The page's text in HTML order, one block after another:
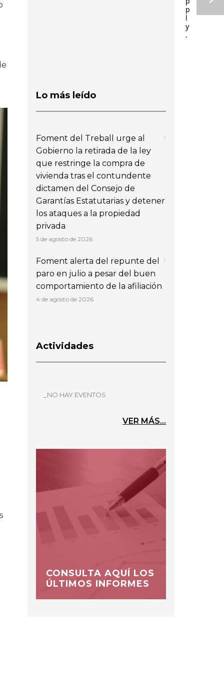
p
l
y
.
Lo más leído
Foment del Treball urge al
Gobierno la retirada de la ley
que restringe la compra de
vivienda tras el contundente
dictamen del Consejo de
Garantías Estatutarias y detener
los ataques a la propiedad
privada
5 de agosto de 2026
Foment alerta del repunte del
paro en julio a pesar del buen
comportamiento de la afiliación
4 de agosto de 2026
Actividades
_NO HAY EVENTOS
VER MÁS...
CONSULTA AQUÍ LOS
ÚLTIMOS INFORMES